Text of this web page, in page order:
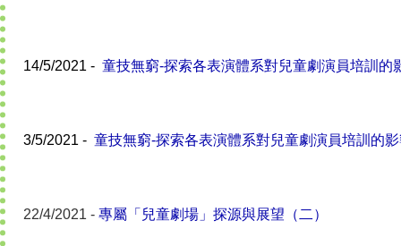
14/5/2021 - 童技無窮-探索各表演體系對兒童劇演員培訓的
3/5/2021 - 童技無窮-探索各表演體系對兒童劇演員培訓的
22/4/2021 - 專屬「兒童劇場」探源與展望（二）